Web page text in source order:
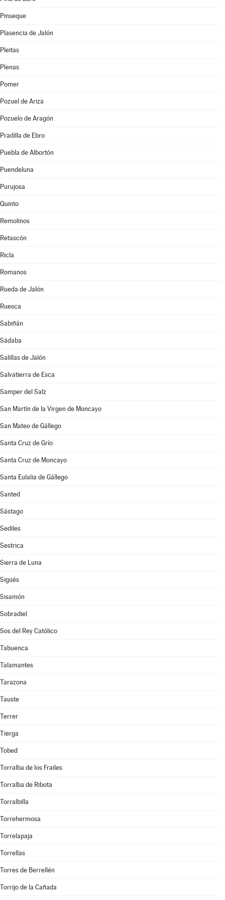
Pinseque
Plasencia de Jalón
Pleitas
Plenas
Pomer
Pozuel de Ariza
Pozuelo de Aragón
Pradilla de Ebro
Puebla de Albortón
Puendeluna
Purujosa
Quinto
Remolinos
Retascón
Ricla
Romanos
Rueda de Jalón
Ruesca
Sabiñán
Sádaba
Salillas de Jalón
Salvatierra de Esca
Samper del Salz
San Martín de la Virgen de Moncayo
San Mateo de Gállego
Santa Cruz de Grío
Santa Cruz de Moncayo
Santa Eulalia de Gállego
Santed
Sástago
Sediles
Sestrica
Sierra de Luna
Sigüés
Sisamón
Sobradiel
Sos del Rey Católico
Tabuenca
Talamantes
Tarazona
Tauste
Terrer
Tierga
Tobed
Torralba de los Frailes
Torralba de Ribota
Torralbilla
Torrehermosa
Torrelapaja
Torrellas
Torres de Berrellén
Torrijo de la Cañada